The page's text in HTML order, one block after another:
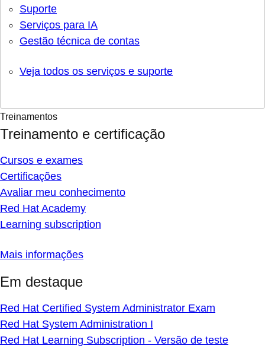
Suporte
Serviços para IA
Gestão técnica de contas
Veja todos os serviços e suporte
Treinamentos
Treinamento e certificação
Cursos e exames
Certificações
Avaliar meu conhecimento
Red Hat Academy
Learning subscription
Mais informações
Em destaque
Red Hat Certified System Administrator Exam
Red Hat System Administration I
Red Hat Learning Subscription - Versão de teste